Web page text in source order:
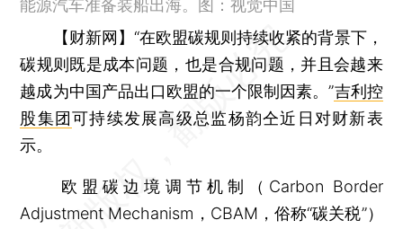
能源汽车准备装船出海。图：视觉中国
【财新网】 “在欧盟碳规则持续收紧的背景下，
碳规则既是成本问题，也是合规问题，并且会越来
越成为中国产品出口欧盟的一个限制因素。”吉利控
股集团可持续发展高级总监杨韵仝近日对财新表
示。
欧盟碳边境调节机制（Carbon Border
Adjustment Mechanism，CBAM，俗称“碳关税”）